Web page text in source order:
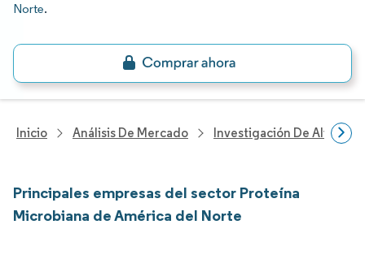
Norte.
Inicio Análisis De Mercado Investigación De
Principales empresas del sector Proteína
Microbiana de América del Norte